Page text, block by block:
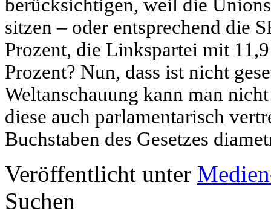
berücksichtigen, weil die
sitzen – oder entsprechend die
Prozent, die Linkspartei mit
Prozent? Nun, dass ist nicht
Weltanschauung kann man
diese auch parlamentarisch
Buchstaben des Gesetzes
Veröffentlicht unter
Suchen